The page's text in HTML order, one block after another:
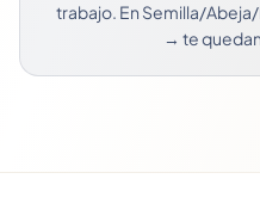
trabajo. En Semilla/
→ te quedan